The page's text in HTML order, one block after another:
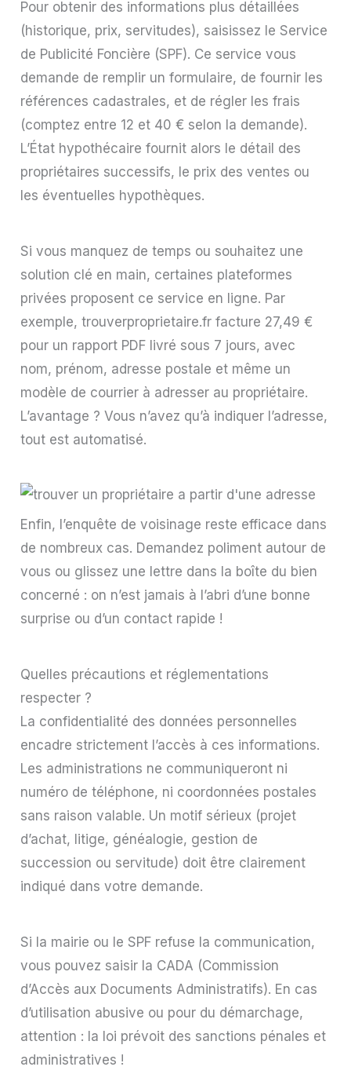
Pour obtenir des informations plus détaillées
(historique, prix, servitudes), saisissez le Service
de Publicité Foncière (SPF). Ce service vous
demande de remplir un formulaire, de fournir les
références cadastrales, et de régler les frais
(comptez entre 12 et 40 € selon la demande).
L’État hypothécaire fournit alors le détail des
propriétaires successifs, le prix des ventes ou
les éventuelles hypothèques.
Si vous manquez de temps ou souhaitez une
solution clé en main, certaines plateformes
privées proposent ce service en ligne. Par
exemple, trouverproprietaire.fr facture 27,49 €
pour un rapport PDF livré sous 7 jours, avec
nom, prénom, adresse postale et même un
modèle de courrier à adresser au propriétaire.
L’avantage ? Vous n’avez qu’à indiquer l’adresse,
tout est automatisé.
Enfin, l’enquête de voisinage reste efficace dans
de nombreux cas. Demandez poliment autour de
vous ou glissez une lettre dans la boîte du bien
concerné : on n’est jamais à l’abri d’une bonne
surprise ou d’un contact rapide !
Quelles précautions et réglementations
respecter ?
La confidentialité des données personnelles
encadre strictement l’accès à ces informations.
Les administrations ne communiqueront ni
numéro de téléphone, ni coordonnées postales
sans raison valable. Un motif sérieux (projet
d’achat, litige, généalogie, gestion de
succession ou servitude) doit être clairement
indiqué dans votre demande.
Si la mairie ou le SPF refuse la communication,
vous pouvez saisir la CADA (Commission
d’Accès aux Documents Administratifs). En cas
d’utilisation abusive ou pour du démarchage,
attention : la loi prévoit des sanctions pénales et
administratives !